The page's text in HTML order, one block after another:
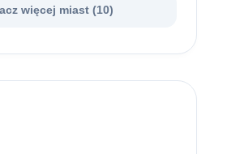
więcej miast (10)